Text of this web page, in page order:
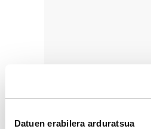
Datuen erabilera arduratsua